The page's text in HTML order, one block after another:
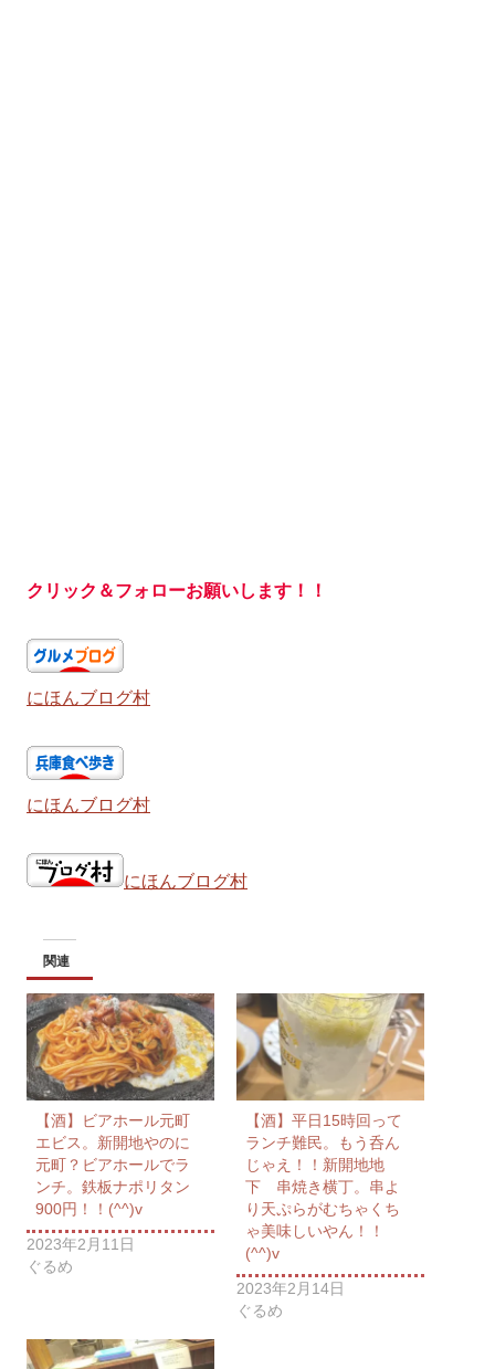
クリック＆フォローお願いします！！
にほんブログ村
にほんブログ村
にほんブログ村
関連
【酒】ビアホール元町
エビス。新開地やのに
元町？ビアホールでラ
ンチ。鉄板ナポリタン
900円！！(^^)v
2023年2月11日
ぐるめ
【酒】平日15時回って
ランチ難民。もう呑ん
じゃえ！！新開地地
下 串焼き横丁。串よ
り天ぷらがむちゃくち
ゃ美味しいやん！！
(^^)v
2023年2月14日
ぐるめ